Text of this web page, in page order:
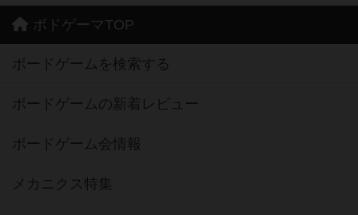
ボドゲーマTOP
ボードゲームを検索する
ボードゲームの新着レビュー
ボードゲーム会情報
メカニクス特集